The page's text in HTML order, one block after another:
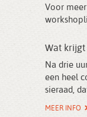
Voor
Wat krijgt
Na drie
een heel
sieraad,
MEER INFO